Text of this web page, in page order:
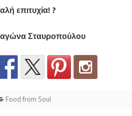
επιτυχία! ?
Σταυροπούλου
Food from Soul